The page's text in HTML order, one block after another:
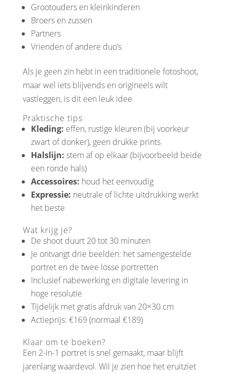
Grootouders en kleinkinderen
Broers en zussen
Partners
Vrienden of andere duo’s
Als je geen zin hebt in een traditionele fotoshoot,
maar wel iets blijvends en origineels wilt
vastleggen, is dit een leuk idee
Praktische tips
Kleding: effen, rustige kleuren (bij voorkeur
zwart of donker), geen drukke prints
Halslijn: stem af op elkaar (bijvoorbeeld beide
een ronde hals)
Accessoires: houd het eenvoudig
Expressie: neutrale of lichte uitdrukking werkt
het beste
Wat krijg je?
De shoot duurt 20 tot 30 minuten
Je ontvangt drie beelden: het samengestelde
portret en de twee losse portretten
Inclusief nabewerking en digitale levering in
hoge resolutie
Tijdelijk met gratis afdruk van 20×30 cm
Actieprijs: €169 (normaal €189)
Klaar om te boeken?
Een 2-in-1 portret is snel gemaakt, maar blijft
jarenlang waardevol. Wil je zien hoe het eruitziet